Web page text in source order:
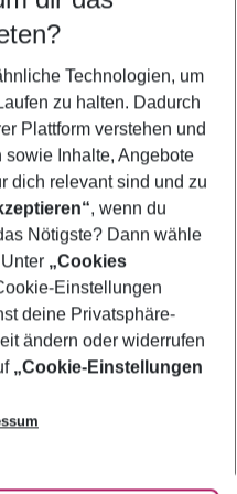
Technologien, um
zu halten. Dadurch
Plattform verstehen und
Inhalte, Angebote
dich relevant sind und zu
, wenn du
Nötigste? Dann wähle
„Cookies
Einstellungen
deine Privatsphäre-
ändern oder widerrufen
„Cookie-Einstellungen